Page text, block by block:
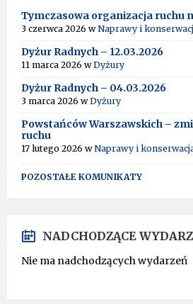
Tymczasowa organizacja ruchu
3 czerwca 2026 wNaprawy i
Dyżur Radnych – 12.03.2026
11 marca 2026 wDyżury
Dyżur Radnych – 04.03.2026
3 marca 2026 wDyżury
Powstańców Warszawskich –
ruchu
17 lutego 2026 wNaprawy i
POZOSTAŁE KOMUNIKATY
NADCHODZĄCE
Nie ma nadchodzących wydarzeń